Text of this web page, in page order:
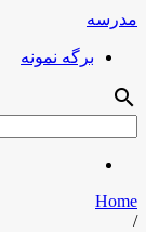
مدرسه
برگه نمونه
search
Home
/